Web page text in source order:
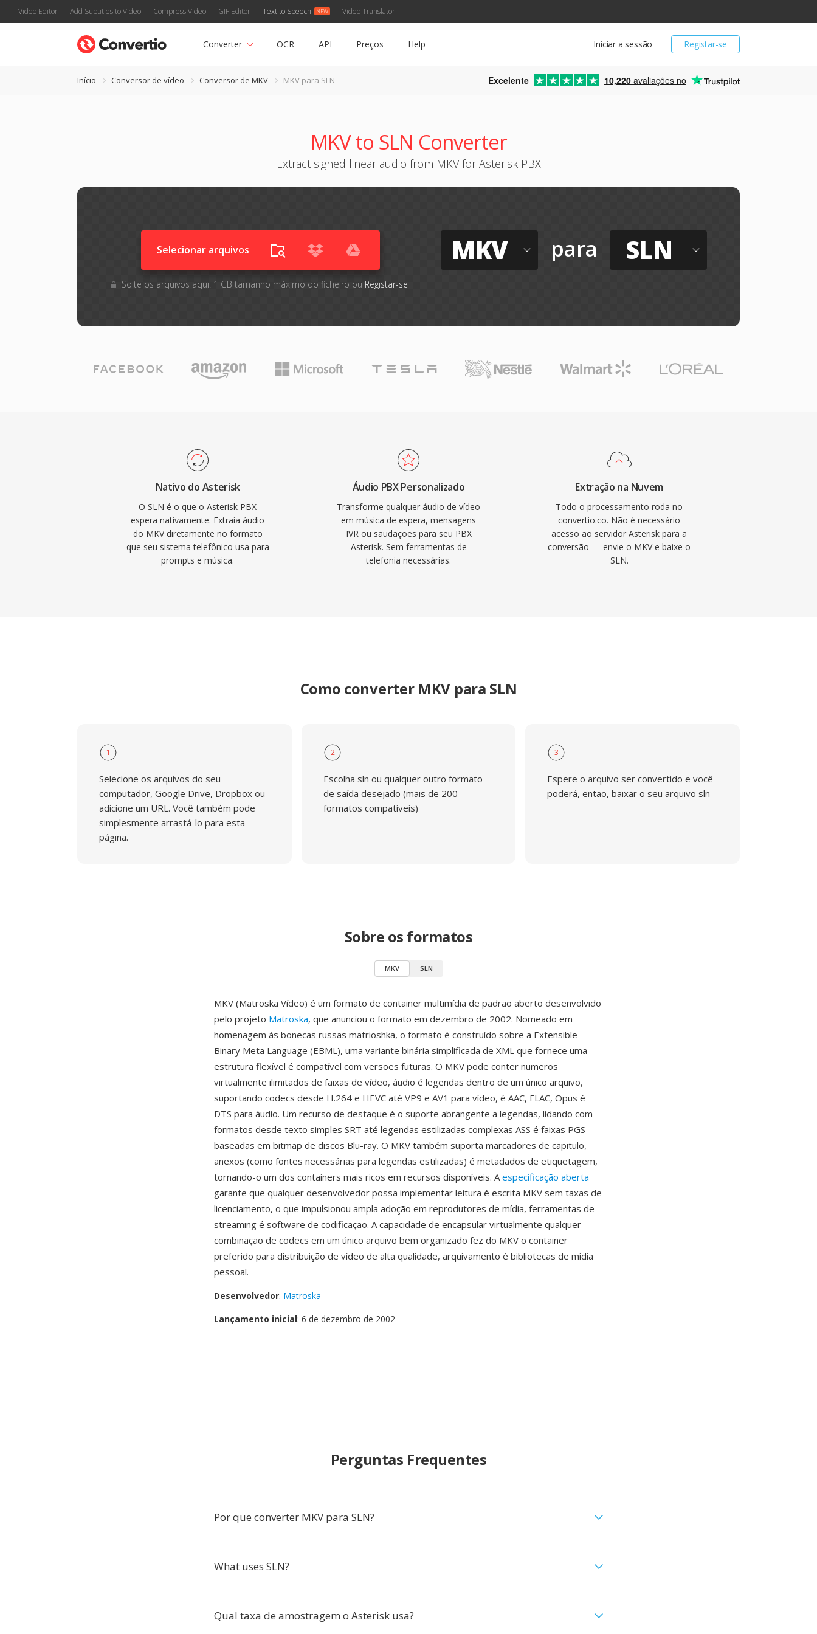
Video Editor Add Subtitles to Video Compress Video GIF Editor Text to Speech Video Translator
Registar-se
Iniciar a sessão
Converter OCR API Preços Help
Início Conversor de vídeo Conversor de MKV MKV para SLN Excelente 10,220 avaliações no
MKV to SLN Converter
Extract signed linear audio from MKV for Asterisk PBX
Selecionar arquivos
Solte os arquivos aqui. 1 GB tamanho máximo do ficheiro ou Registar-se
MKV para SLN
Nativo do Asterisk
O SLN é o que o Asterisk PBX
espera nativamente. Extraia áudio
do MKV diretamente no formato
que seu sistema telefônico usa para
prompts e música.
Áudio PBX Personalizado
Transforme qualquer áudio de vídeo
em música de espera, mensagens
IVR ou saudações para seu PBX
Asterisk. Sem ferramentas de
telefonia necessárias.
Extração na Nuvem
Todo o processamento roda no
convertio.co. Não é necessário
acesso ao servidor Asterisk para a
conversão — envie o MKV e baixe o
SLN.
Como converter MKV para SLN
1
Selecione os arquivos do seu
computador, Google Drive, Dropbox ou
adicione um URL. Você também pode
simplesmente arrastá-lo para esta
página.
2
Escolha sln ou qualquer outro formato
de saída desejado (mais de 200
formatos compatíveis)
3
Espere o arquivo ser convertido e você
poderá, então, baixar o seu arquivo sln
Sobre os formatos
MKV SLN
MKV (Matroska Vídeo) é um formato de container multimídia de padrão aberto desenvolvido
pelo projeto Matroska, que anunciou o formato em dezembro de 2002. Nomeado em
homenagem às bonecas russas matrioshka, o formato é construído sobre a Extensible
Binary Meta Language (EBML), uma variante binária simplificada de XML que fornece uma
estrutura flexível é compatível com versões futuras. O MKV pode conter numeros
virtualmente ilimitados de faixas de vídeo, áudio é legendas dentro de um único arquivo,
suportando codecs desde H.264 e HEVC até VP9 e AV1 para vídeo, é AAC, FLAC, Opus é
DTS para áudio. Um recurso de destaque é o suporte abrangente a legendas, lidando com
formatos desde texto simples SRT até legendas estilizadas complexas ASS é faixas PGS
baseadas em bitmap de discos Blu-ray. O MKV também suporta marcadores de capitulo,
anexos (como fontes necessárias para legendas estilizadas) é metadados de etiquetagem,
tornando-o um dos containers mais ricos em recursos disponíveis. Aespecificação aberta
garante que qualquer desenvolvedor possa implementar leitura é escrita MKV sem taxas de
licenciamento, o que impulsionou ampla adoção em reprodutores de mídia, ferramentas de
streaming é software de codificação. A capacidade de encapsular virtualmente qualquer
combinação de codecs em um único arquivo bem organizado fez do MKV o container
preferido para distribuição de vídeo de alta qualidade, arquivamento é bibliotecas de mídia
pessoal.
Desenvolvedor: Matroska
Lançamento inicial: 6 de dezembro de 2002
Perguntas Frequentes
Por que converter MKV para SLN?
What uses SLN?
Qual taxa de amostragem o Asterisk usa?